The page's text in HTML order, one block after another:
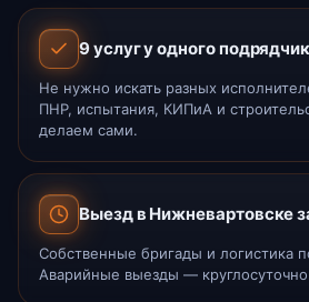
9 услуг у одного
Не нужно искать разных
ПНР, испытания, КИПиА и
делаем сами.
Выезд в Нижневартовске
Собственные бригады и логистика
Аварийные выезды —